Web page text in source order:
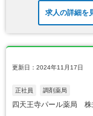
求人の詳細を
更新日：2024年11月17日
正社員 調剤薬局
四天王寺パール薬局 株